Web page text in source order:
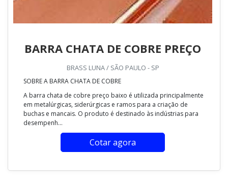
BARRA CHATA DE COBRE PREÇO
BRASS LUNA / SÃO PAULO - SP
SOBRE A BARRA CHATA DE COBRE
A barra chata de cobre preço baixo é utilizada principalmente
em metalúrgicas, siderúrgicas e ramos para a criação de
buchas e mancais. O produto é destinado às indústrias para
desempenh...
Cotar agora